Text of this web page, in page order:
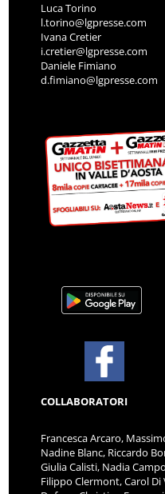
Luca Torino
l.torino@lgpresse.com
Ivana Cretier
i.cretier@lgpresse.com
Daniele Fimiano
d.fimiano@lgpresse.com
COLLABORATORI
Francesca Arcaro,
Nadine Blanc, Riccardo
Giulia Calisti, Nadia
Filippo Clermont, Carol Di